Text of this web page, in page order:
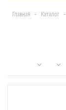
Главная - Каталог -